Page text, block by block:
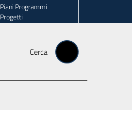
Piani Programmi
Progetti
Cerca